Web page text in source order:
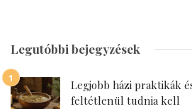
Legutóbbi bejegyzések
Legjobb házi praktikák
feltétlenül tudnia kell